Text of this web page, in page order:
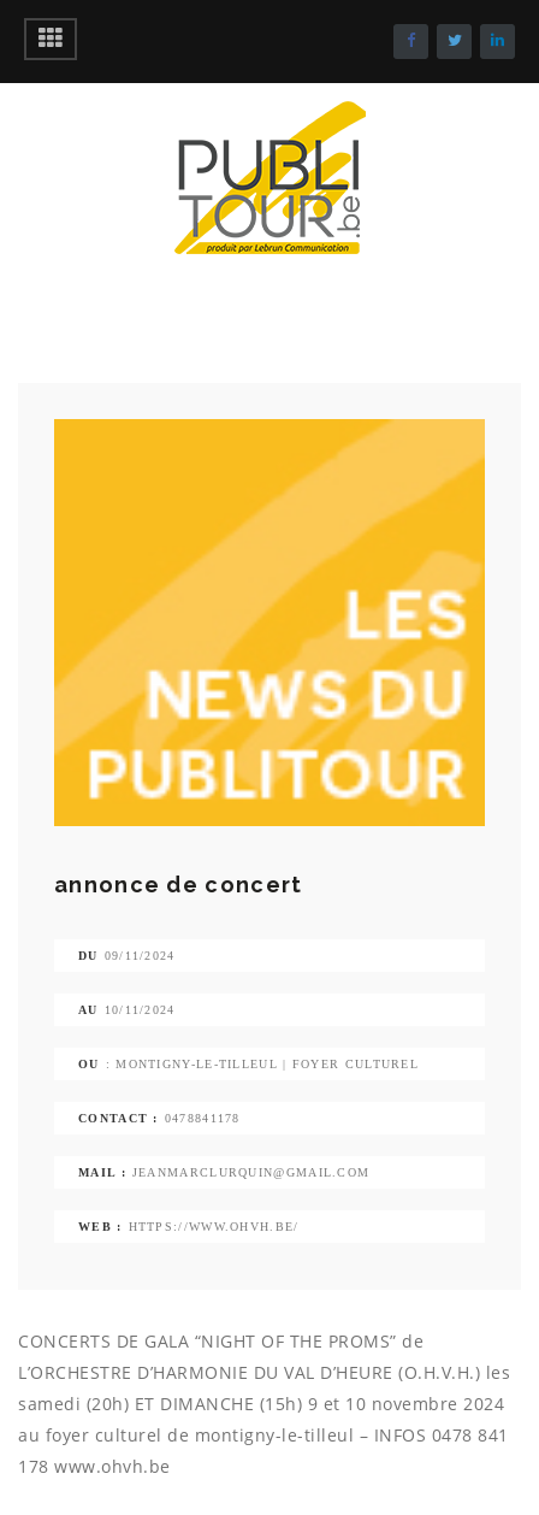
annonce de concert
DU 09/11/2024
AU 10/11/2024
OU : MONTIGNY-LE-TILLEUL | FOYER CULTUREL
CONTACT : 0478841178
MAIL : JEANMARCLURQUIN@GMAIL.COM
WEB : HTTPS://WWW.OHVH.BE/
CONCERTS DE GALA “NIGHT OF THE PROMS” de
L’ORCHESTRE D’HARMONIE DU VAL D’HEURE (O.H.V.H.) les
samedi (20h) ET DIMANCHE (15h) 9 et 10 novembre 2024
au foyer culturel de montigny-le-tilleul – INFOS 0478 841
178 www.ohvh.be